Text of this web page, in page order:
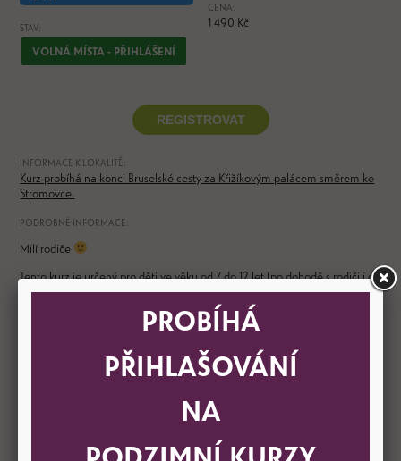
STAV:
VOLNÁ MÍSTA - PŘIHLÁŠENÍ
CENA:
1 490 Kč
REGISTROVAT
INFORMACE K LOKALITĚ:
Kurz probíhá na konci Bruselské cesty za Křižíkovým palácem směrem ke
Stromovce.
PODROBNÉ INFORMACE:
Milí rodiče
Tento kurz je určený pro děti ve věku od 7 do 12 let (po dohodě s rodiči i od
6).Děti se v kurzu rozdělují do skupin podle pokročilosti!
Po vyplnění elektronické přihlášky (níže) obdrží rodič e-mailem potvrzení
o přihlášení dítěte do kurzu včetně informací k platbě (v příloze).
Kurz probíhá zábavnou formou, při které si děti velice rychle osvojí nové
bruslařské dovednosti. Vše učíme formou hry, aby byla výuka hravá a
nenechat nikoho pozadu a alespoň chviličku času každému individuálně
věnujeme. Jsme si jistí, že se pro Vaše děti inline bruslení stane především
zábavou, ve které se budou chtít neustále zdokonalovat.
PROBÍHÁ
PŘIHLAŠOVÁNÍ
NA